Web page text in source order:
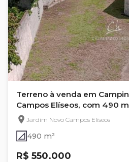
Terreno à venda em
Campos Elíseos, com 490
Jardim Novo Campos Elíseos
490 m²
R$ 550.000